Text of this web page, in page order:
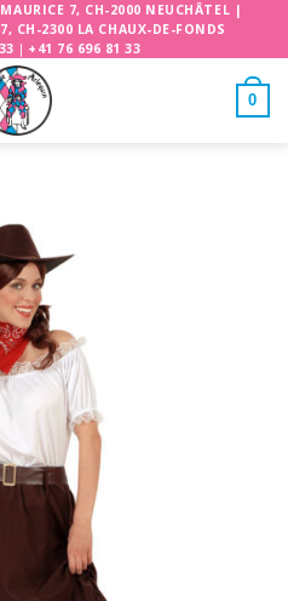
7, CH-2000 NEUCHÂTEL |
CH-2300 LA CHAUX-DE-FONDS
| +41 76 696 81 33
0